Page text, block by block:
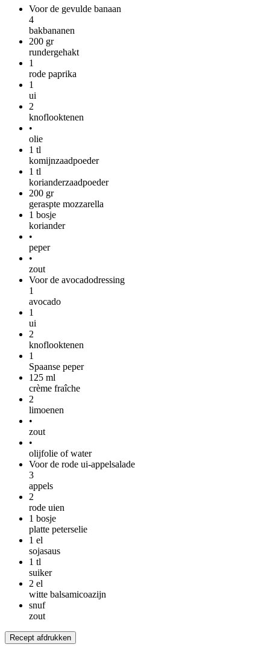
Voor de gevulde banaan
4
bakbananen
200 gr
rundergehakt
1
rode paprika
1
ui
2
knoflooktenen
•
olie
1 tl
komijnzaadpoeder
1 tl
korianderzaadpoeder
200 gr
geraspte mozzarella
1 bosje
koriander
•
peper
•
zout
Voor de avocadodressing
1
avocado
1
ui
2
knoflooktenen
1
Spaanse peper
125 ml
crème fraîche
2
limoenen
•
zout
•
olijfolie of water
Voor de rode ui-appelsalade
3
appels
2
rode uien
1 bosje
platte peterselie
1 el
sojasaus
1 tl
suiker
2 el
witte balsamicoazijn
snuf
zout
Recept afdrukken